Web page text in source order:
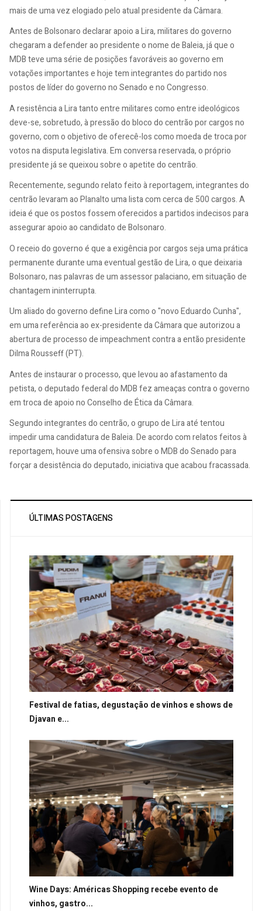
mais de uma vez elogiado pelo atual presidente da Câmara.
Antes de Bolsonaro declarar apoio a Lira, militares do governo
chegaram a defender ao presidente o nome de Baleia, já que o
MDB teve uma série de posições favoráveis ao governo em
votações importantes e hoje tem integrantes do partido nos
postos de líder do governo no Senado e no Congresso.
A resistência a Lira tanto entre militares como entre ideológicos
deve-se, sobretudo, à pressão do bloco do centrão por cargos no
governo, com o objetivo de oferecê-los como moeda de troca por
votos na disputa legislativa. Em conversa reservada, o próprio
presidente já se queixou sobre o apetite do centrão.
Recentemente, segundo relato feito à reportagem, integrantes do
centrão levaram ao Planalto uma lista com cerca de 500 cargos. A
ideia é que os postos fossem oferecidos a partidos indecisos para
assegurar apoio ao candidato de Bolsonaro.
O receio do governo é que a exigência por cargos seja uma prática
permanente durante uma eventual gestão de Lira, o que deixaria
Bolsonaro, nas palavras de um assessor palaciano, em situação de
chantagem ininterrupta.
Um aliado do governo define Lira como o "novo Eduardo Cunha",
em uma referência ao ex-presidente da Câmara que autorizou a
abertura de processo de impeachment contra a então presidente
Dilma Rousseff (PT).
Antes de instaurar o processo, que levou ao afastamento da
petista, o deputado federal do MDB fez ameaças contra o governo
em troca de apoio no Conselho de Ética da Câmara.
Segundo integrantes do centrão, o grupo de Lira até tentou
impedir uma candidatura de Baleia. De acordo com relatos feitos à
reportagem, houve uma ofensiva sobre o MDB do Senado para
forçar a desistência do deputado, iniciativa que acabou fracassada.
ÚLTIMAS POSTAGENS
Festival de fatias, degustação de vinhos e shows de
Djavan e...
Wine Days: Américas Shopping recebe evento de
vinhos, gastro...